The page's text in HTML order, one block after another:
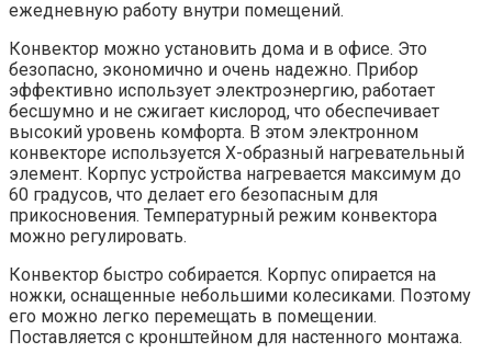
ежедневную работу внутри помещений.
Конвектор можно установить дома и в офисе. Это
безопасно, экономично и очень надежно. Прибор
эффективно использует электроэнергию, работает
бесшумно и не сжигает кислород, что обеспечивает
высокий уровень комфорта. В этом электронном
конвекторе используется Х-образный нагревательный
элемент. Корпус устройства нагревается максимум до
60 градусов, что делает его безопасным для
прикосновения. Температурный режим конвектора
можно регулировать.
Конвектор быстро собирается. Корпус опирается на
ножки, оснащенные небольшими колесиками. Поэтому
его можно легко перемещать в помещении.
Поставляется с кронштейном для настенного монтажа.